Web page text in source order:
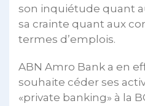
son inquiétude quant
sa crainte quant aux
termes d’emplois.
ABN Amro Bank a en
souhaite céder ses
«private banking» à la